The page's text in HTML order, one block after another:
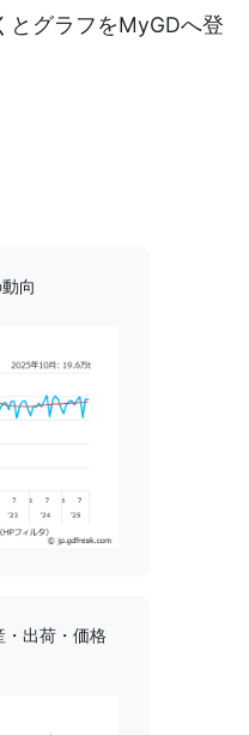
とグラフをMyGDへ登
向
・出荷・価格